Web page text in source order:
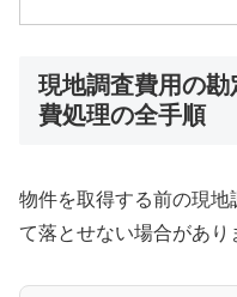
現地調査費用の
費処理の全手順
物件を取得する前の現地
て落とせない場合があり